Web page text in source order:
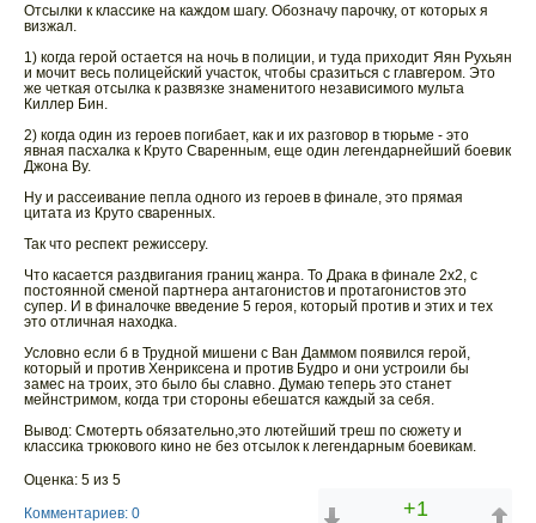
Отсылки к классике на каждом шагу. Обозначу парочку, от которых я
визжал.
1) когда герой остается на ночь в полиции, и туда приходит Яян Рухьян
и мочит весь полицейский участок, чтобы сразиться с главгером. Это
же четкая отсылка к развязке знаменитого независимого мульта
Киллер Бин.
2) когда один из героев погибает, как и их разговор в тюрьме - это
явная пасхалка к Круто Сваренным, еще один легендарнейший боевик
Джона Ву.
Ну и рассеивание пепла одного из героев в финале, это прямая
цитата из Круто сваренных.
Так что респект режиссеру.
Что касается раздвигания границ жанра. То Драка в финале 2х2, с
постоянной сменой партнера антагонистов и протагонистов это
супер. И в финалочке введение 5 героя, который против и этих и тех
это отличная находка.
Условно если б в Трудной мишени с Ван Даммом появился герой,
который и против Хенриксена и против Будро и они устроили бы
замес на троих, это было бы славно. Думаю теперь это станет
мейнстримом, когда три стороны ебешатся каждый за себя.
Вывод: Смотерть обязательно,это лютейший треш по сюжету и
классика трюкового кино не без отсылок к легендарным боевикам.
Оценка: 5 из 5
Комментариев: 0
+1